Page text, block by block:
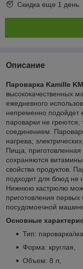
Скидка еще 1 день
Описание
Пароварка Kamille
высококачественных
ежедневного
непременно подойдет
пароварки не
соединением.
нагрева;
Пища, приготовленная
сохраняются
свойства продуктов.
подходит для блюд не
Нижнюю кастрюлю
приготовления
посудомоечной
Основные
Тип: пароварка/
Форма: круглая,
Объем: 8 л,